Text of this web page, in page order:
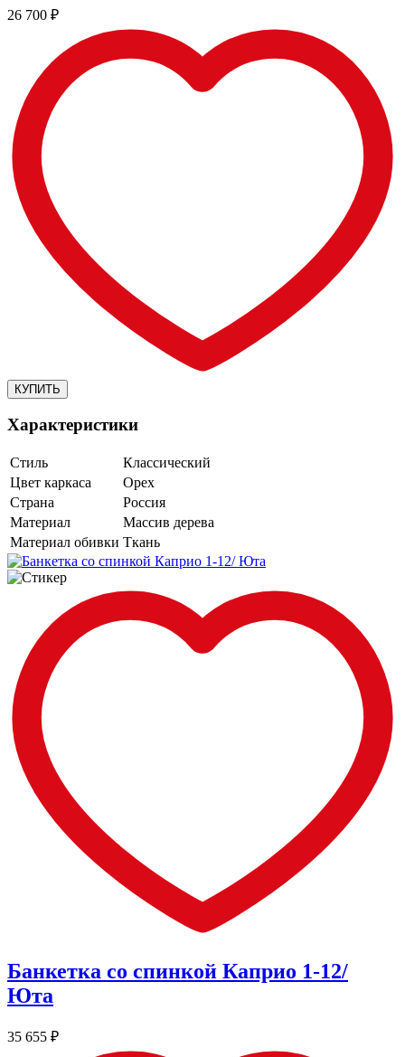
26 700 ₽
Характеристики
Стиль
Классический
Цвет каркаса
Орех
Страна
Россия
Материал
Массив дерева
Материал обивки Ткань
Банкетка со спинкой Каприо 1-12/
Юта
35 655 ₽